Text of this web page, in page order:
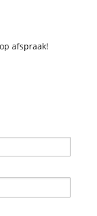
afspraak!